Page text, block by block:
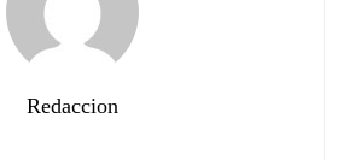
Redaccion